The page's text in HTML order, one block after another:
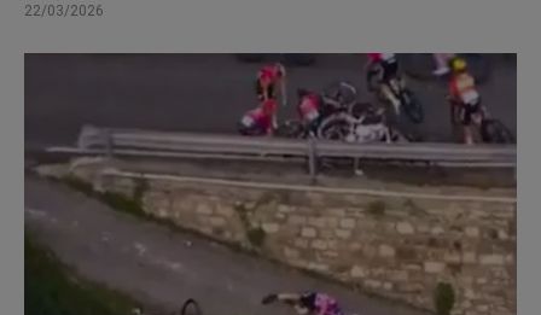
22/03/2026